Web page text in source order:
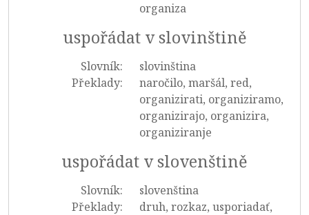
organiza
uspořádat v slovinštině
Slovník:
slovinština
Překlady:
naročilo, maršál, red,
organizirati, organiziramo,
organizirajo, organizira,
organiziranje
uspořádat v slovenštině
Slovník:
slovenština
Překlady:
druh, rozkaz, usporiadať,